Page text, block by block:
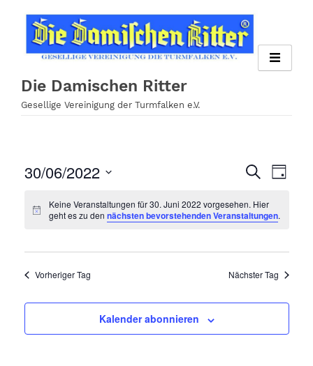
Inhalt
springen
Die Damischen Ritter
Gesellige Vereinigung der Turmfalken e.V.
Suche
und
Suche
Tag
30/06/2022
wählen.Keine Veranstaltungen für 30. Juni 2022 vorgesehen. Hier
geht es zu den nächsten bevorstehenden Veranstaltungen.
Vorheriger Tag Nächster Tag
Kalender abonnieren